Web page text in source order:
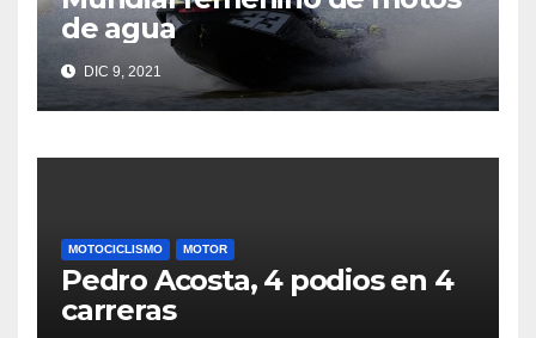
de agua
DIC 9, 2021
MOTOCICLISMO MOTOR
Pedro Acosta, 4 podios en 4
carreras